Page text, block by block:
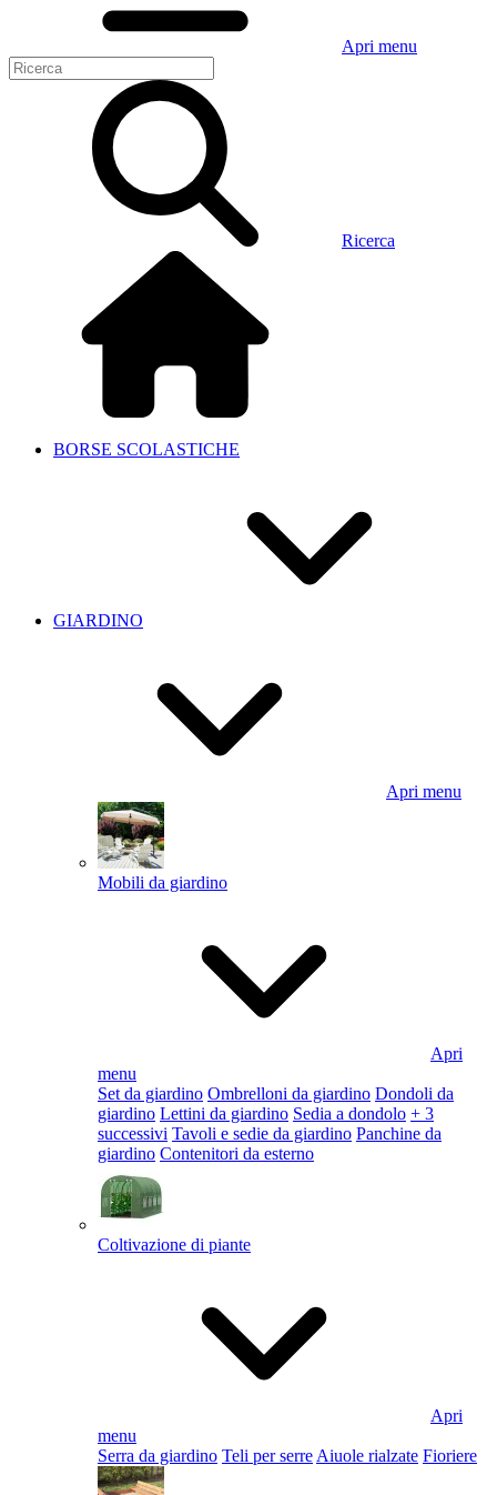
Apri menu
Ricerca
BORSE SCOLASTICHE
GIARDINO
Apri menu
Mobili da giardino
Apri
menu
Set da giardino Ombrelloni da giardino Dondoli da
giardino Lettini da giardino Sedia a dondolo + 3
successivi Tavoli e sedie da giardino Panchine da
giardino Contenitori da esterno
Coltivazione di piante
Apri
menu
Serra da giardino Teli per serre Aiuole rialzate Fioriere